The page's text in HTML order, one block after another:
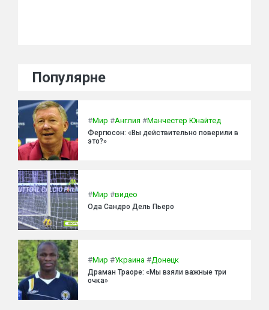
Популярне
#Мир #Англия #Манчестер Юнайтед
Фергюсон: «Вы действительно поверили в
это?»
#Мир #видео
Ода Сандро Дель Пьеро
#Мир #Украина #Донецк
Драман Траоре: «Мы взяли важные три
очка»